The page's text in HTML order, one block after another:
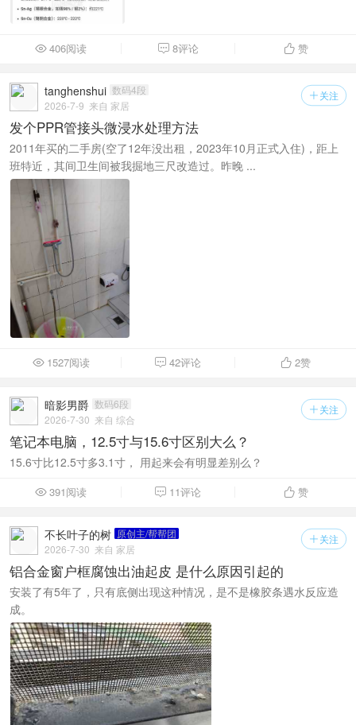
406阅读  8评论  赞
 关注
tanghenshui 数码4段
2026-7-9 来自 家居
发个PPR管接头微浸水处理方法
2011年买的二手房(空了12年没出租，2023年10月正式入住)，距上
班特近，其间卫生间被我掘地三尺改造过。昨晚 ...
 1527阅读  42评论  2赞
 关注
暗影男爵 数码6段
2026-7-30 来自 综合
笔记本电脑，12.5寸与15.6寸区别大么？
15.6寸比12.5寸多3.1寸， 用起来会有明显差别么？
391阅读  11评论  赞
 关注
不长叶子的树 原创主/帮帮团
2026-7-30 来自 家居
铝合金窗户框腐蚀出油起皮 是什么原因引起的
安装了有5年了，只有底侧出现这种情况，是不是橡胶条遇水反应造
成。